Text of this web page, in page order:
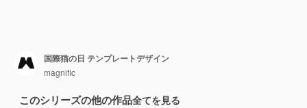
国際猫の日 テンプレートデザイン
magnific
このシリーズの他の作品全てを見る